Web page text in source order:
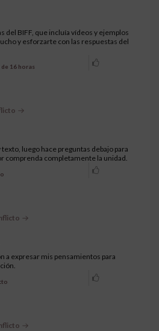
del BIFF, que incluía vídeos y ejemplos
y esforzarte con las respuestas del
16 horas
luego hace preguntas debajo para
comprenda completamente la unidad.
a expresar mis pensamientos para